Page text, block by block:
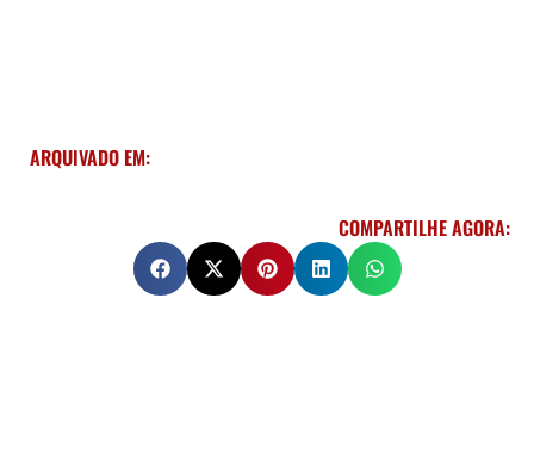
ARQUIVADO EM:
COMPARTILHE AGORA: